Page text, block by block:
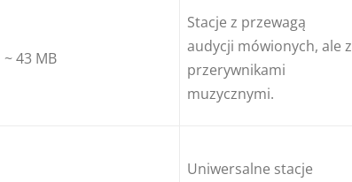
~ 43 MB
Stacje z przewagą
audycji mówionych, ale z
przerywnikami
muzycznymi.
Uniwersalne stacje